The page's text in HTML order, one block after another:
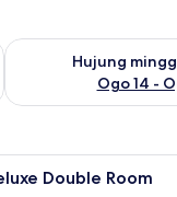
ini Ogo 7 - Ogo 9
Hujung
Ogo 14 -
Semak ketersediaan
katil
1 Double Room